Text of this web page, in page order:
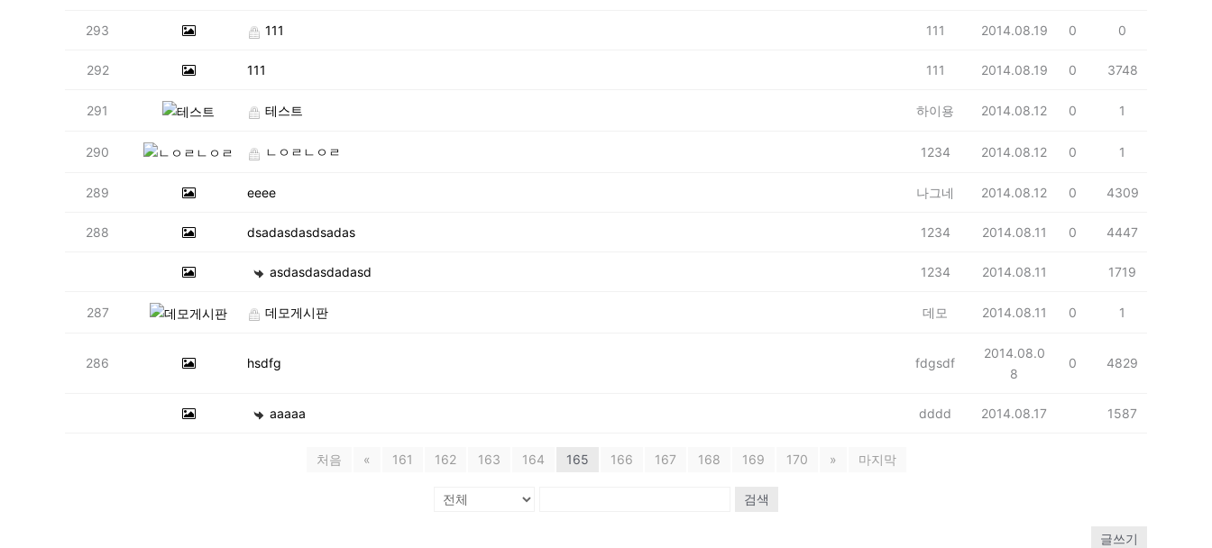
293 111 111 2014.08.19 0 0
292 111 111 2014.08.19 0 3748
291 테스트 하이용 2014.08.12 0 1
290 ㄴㅇㄹㄴㅇㄹ 1234 2014.08.12 0 1
289 eeee 나그네 2014.08.12 0 4309
288 dsadasdasdsadas 1234 2014.08.11 0 4447
asdasdasdadasd 1234 2014.08.11 1719
287 데모게시판 데모 2014.08.11 0 1
286 hsdfg fdgsdf
2014.08.0
8
0 4829
aaaaa dddd 2014.08.17 1587
처음 « 161 162 163 164 165 166 167 168 169 170 » 마지막
검색
글쓰기